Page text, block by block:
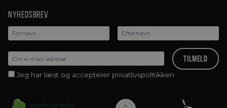
Nyhedsbrev
Jeg har læst og accepterer privatlivspolitikken